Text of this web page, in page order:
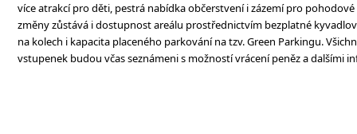
více atrakcí pro děti, pestrá nabídka občerstvení i zázemí pro
změny zůstává i dostupnost areálu prostřednictvím bezplatné
na kolech i kapacita placeného parkování na tzv. Green Parkingu.
vstupenek budou včas seznámeni s možností vrácení peněz a dalšími